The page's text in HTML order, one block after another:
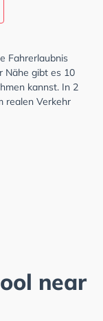
Fahrerlaubnis
Nähe gibt es 10
kannst. In 2
realen Verkehr
near